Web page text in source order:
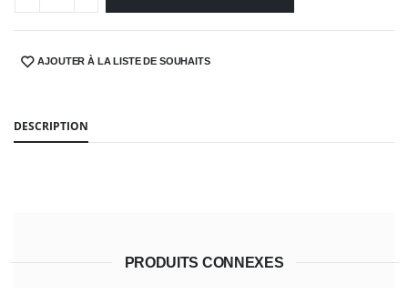
SHARE:AJOUTER À LA LISTE DE SOUHAITS
DESCRIPTION
PRODUITS CONNEXES